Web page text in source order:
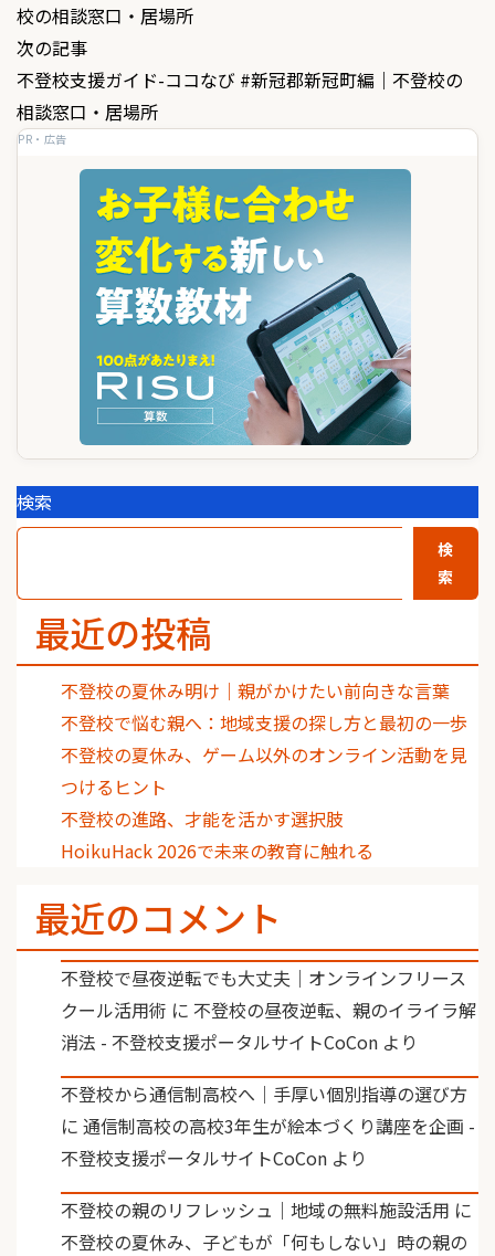
ナ
ビ
ゲ
校の相談窓口・居場所
次の記事
不登校支援ガイド-ココなび #新冠郡新冠町編｜不登校の
相談窓口・居場所
PR・広告
検索
検
索
最近の投稿
不登校の夏休み明け｜親がかけたい前向きな言葉
不登校で悩む親へ：地域支援の探し方と最初の一歩
不登校の夏休み、ゲーム以外のオンライン活動を見
つけるヒント
不登校の進路、才能を活かす選択肢
HoikuHack 2026で未来の教育に触れる
最近のコメント
不登校で昼夜逆転でも大丈夫｜オンラインフリース
クール活用術 に 不登校の昼夜逆転、親のイライラ解
消法 - 不登校支援ポータルサイトCoCon より
不登校から通信制高校へ｜手厚い個別指導の選び方
に 通信制高校の高校3年生が絵本づくり講座を企画 -
不登校支援ポータルサイトCoCon より
不登校の親のリフレッシュ｜地域の無料施設活用 に
不登校の夏休み、子どもが「何もしない」時の親の